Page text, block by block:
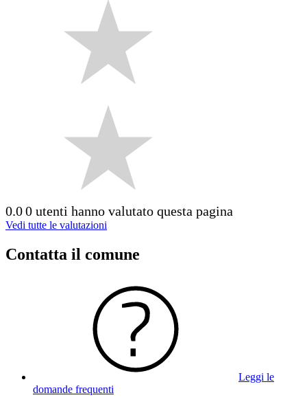
0.00 utenti hanno valutato questa pagina
Vedi tutte le valutazioni
Contatta il comune
Leggi le
domande frequenti